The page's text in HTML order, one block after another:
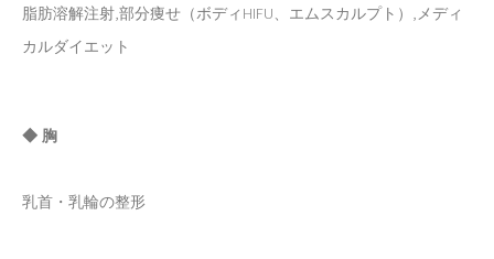
脂肪溶解注射,部分痩せ（ボディHIFU、エムスカルプト）,メディ
カルダイエット
◆ 胸
乳首・乳輪の整形